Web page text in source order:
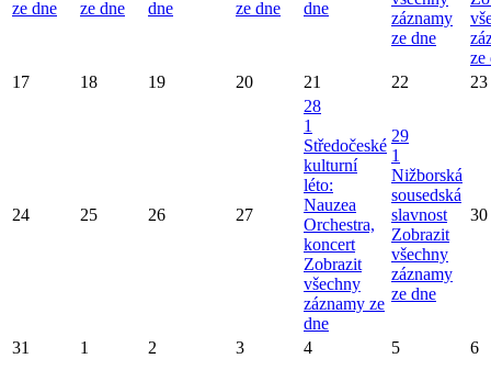
ze dne ze dne dne ze dne dne
záznamy
ze dne
ze
17
18 19 20 21 22 23
24 25 26 27
28
1
Středočeské
kulturní
léto:
Nauzea
Orchestra,
koncert
Zobrazit
všechny
záznamy ze
dne
29
1
Nižborská
sousedská
slavnost
Zobrazit
všechny
záznamy
ze dne
30
31 1 2 3 4 5 6